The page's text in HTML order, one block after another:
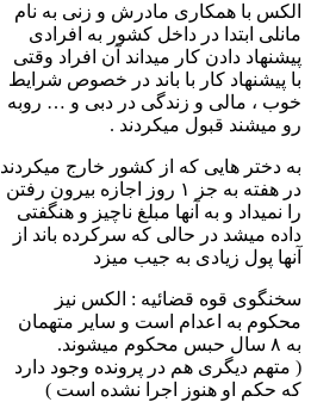
الکس با همکاری مادرش و زنی به نام
مانلی ابتدا در داخل کشور به افرادی
پیشنهاد دادن کار میداند آن افراد وقتی
با پیشنهاد کار با باند در خصوص شرایط
خوب ، مالی و زندگی در دبی و ‌… روبه
رو میشند قبول میکردند .
به دختر هایی که از کشور خارج میکردند
در هفته به جز ۱ روز اجازه بیرون رفتن
را نمیداد و به آنها مبلغ ناچیز و هنگفتی
داده میشد در حالی که سرکرده باند از
آنها پول زیادی به جیب میزد
سخنگوی قوه قضائیه : الکس نیز
محکوم به اعدام است و سایر متهمان
به ۸ سال حبس محکوم میشوند.
( متهم دیگری هم در پرونده وجود دارد
که حکم او هنوز اجرا نشده است )